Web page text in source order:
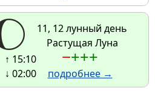
11, 12 лунный день
Растущая Луна
↑ 15:10
↓ 02:00
−+++
подробнее →